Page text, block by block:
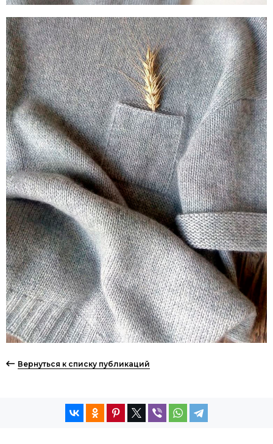
Вернуться к списку публикаций